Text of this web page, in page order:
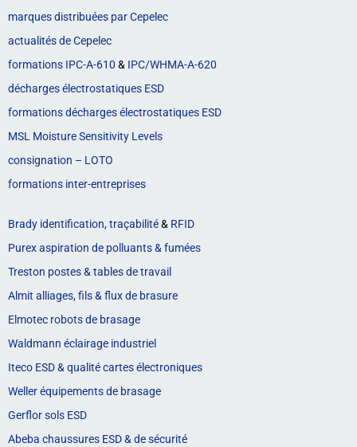
marques distribuées par Cepelec
actualités de Cepelec
formations IPC-A-610 & IPC/WHMA-A-620
décharges électrostatiques ESD
formations décharges électrostatiques ESD
MSL Moisture Sensitivity Levels
consignation – LOTO
formations inter-entreprises
Brady identification, traçabilité& RFID
Purex aspiration de polluants & fumées
Treston postes & tables de travail
Almit alliages, fils & flux de brasure
Elmotec robots de brasage
Waldmann éclairage industriel
Iteco ESD & qualité cartes électroniques
Weller équipements de brasage
Gerflor sols ESD
Abeba chaussures ESD & de sécurité